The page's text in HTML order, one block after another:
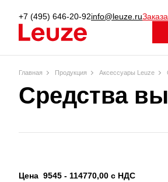
+7 (495) 646-20-92info@leuze.ru
Главная Продукция Аксессуары Leuze
Средства
Цена 9545 - 114770,00 с НДС